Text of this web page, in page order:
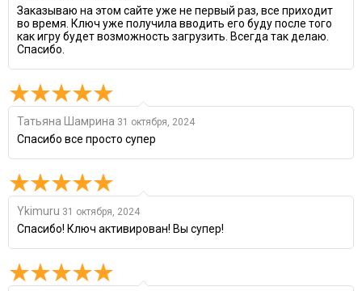
Заказываю на этом сайте уже не первый раз, все приходит
во время. Ключ уже получила вводить его буду после того
как игру будет возможность загрузить. Всегда так делаю.
Спасибо.
Татьяна Шамрина 31 октября, 2024
Спасибо все просто супер
Ykimuru 31 октября, 2024
Спасибо! Ключ активирован! Вы супер!